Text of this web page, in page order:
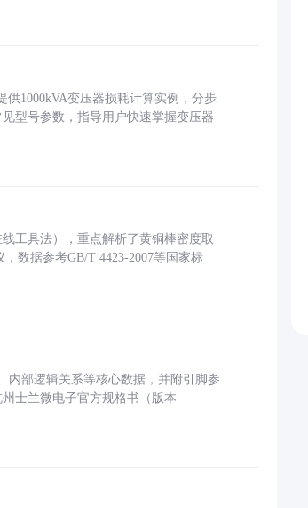
供1000kVA变压器损耗计算实例，分步
型号参数，指导用户快速掌握变压器
工具法），重点解析了黄铜棒密度取
数据参考GB/T 4423-2007等国家标
内部逻辑关系等核心数据，并附引脚参
士兰微电子官方规格书（版本